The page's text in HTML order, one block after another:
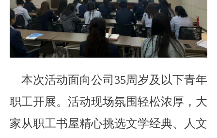
本次活动面向公司35周岁及以下青年
职工开展。活动现场氛围轻松浓厚，大
家从职工书屋精心挑选文学经典、人文